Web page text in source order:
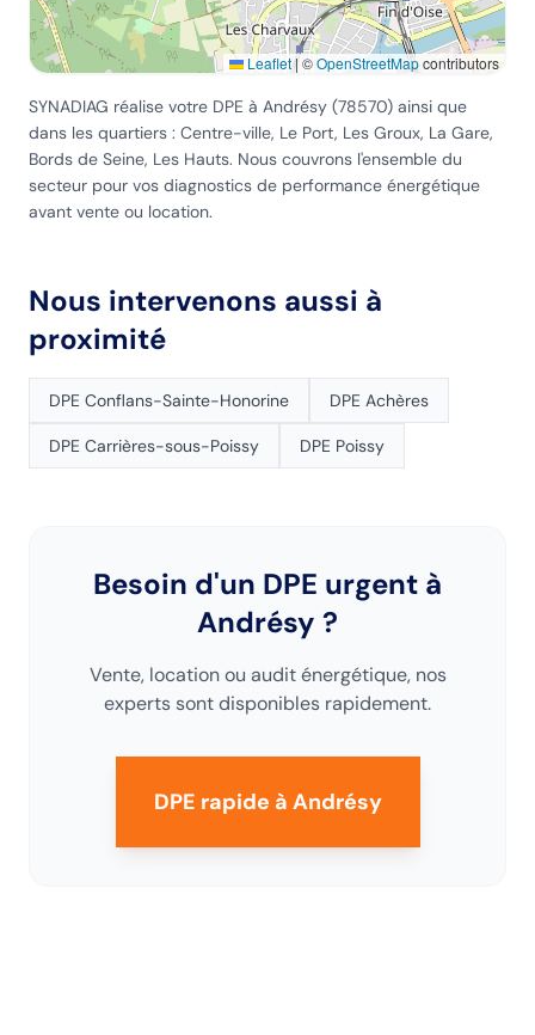
Leaflet |©OpenStreetMapcontributors
SYNADIAG réalise votre DPE à Andrésy (78570) ainsi que
dans les quartiers : Centre-ville, Le Port, Les Groux, La Gare,
Bords de Seine, Les Hauts. Nous couvrons l'ensemble du
secteur pour vos diagnostics de performance énergétique
avant vente ou location.
Nous intervenons aussi à
proximité
DPE Conflans-Sainte-Honorine DPE Achères
DPE Carrières-sous-Poissy DPE Poissy
Besoin d'un DPE urgent à
Andrésy ?
Vente, location ou audit énergétique, nos
experts sont disponibles rapidement.
DPE rapide à Andrésy